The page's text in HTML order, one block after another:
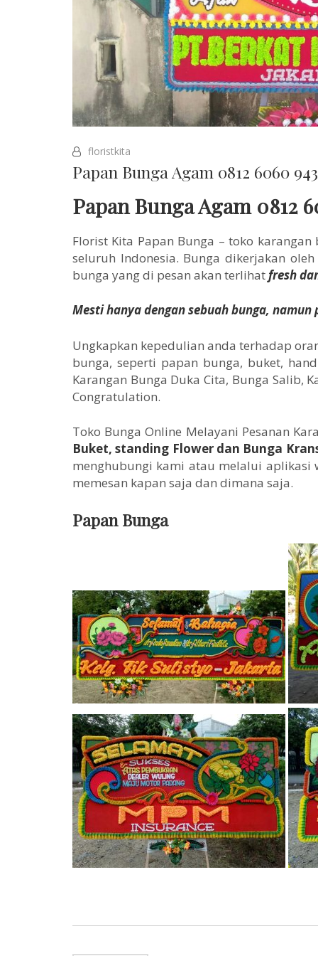
floristkita
Papan Bunga Agam 0812 6060
Papan Bunga Agam 0812
Florist Kita Papan Bunga – toko
seluruh Indonesia. Bunga dikerjakan
bunga yang di pesan akan terlihat fresh
Mesti hanya dengan sebuah bunga,
Ungkapkan kepedulian anda terhadap
bunga, seperti papan bunga, buket,
Karangan Bunga Duka Cita, Bunga Salib,
Congratulation.
Toko Bunga Online Melayani Pesanan
Buket, standing Flower dan Bunga
menghubungi kami atau melalui aplikasi
memesan kapan saja dan dimana saja.
Papan Bunga